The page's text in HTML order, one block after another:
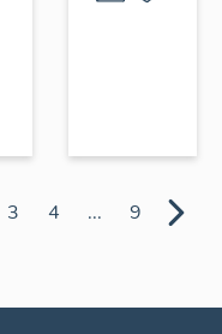
3 4 ... 9